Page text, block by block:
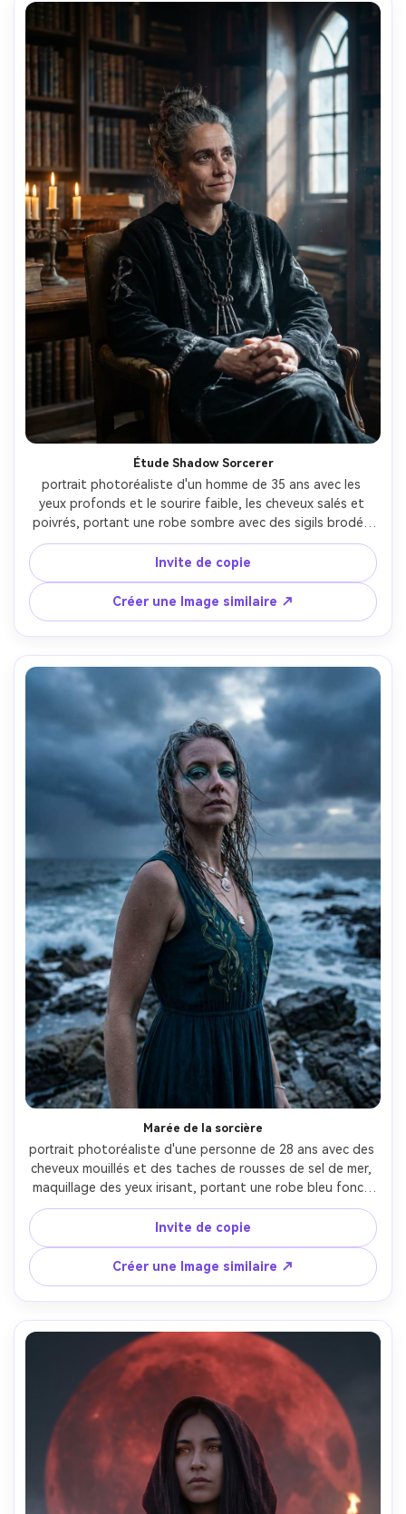
Étude Shadow Sorcerer
portrait photoréaliste d'un homme de 35 ans avec les
yeux profonds et le sourire faible, les cheveux salés et
poivrés, portant une robe sombre avec des sigils brodés
et une chaîne de clés, à l'intérieur d'une bibliothèque de
livres imposants et de poussières flottantes, une seule
fenêtre lumineuse avec des motifs d'ombres dramatiques
et une bougie chaude remplissage, Sony A7IV, 85mm f/1.4,
portrait 3/4 assis, mains serrées, humeur sinistre
contemplative, texture de peau réaliste, mise au point
nette, équilibre cinématographique chaud-frais-AR 4:5
Invite de copie
Créer une Image similaire ↗
Marée de la sorcière
portrait photoréaliste d'une personne de 28 ans avec des
cheveux mouillés et des taches de rousses de sel de mer,
maquillage des yeux irisant, portant une robe bleu foncé
avec des bijoux en coquillage et des broderies en forme
de varech, debout sur des rochers dentelés avec des
vagues et des nuages de tempête, éclairage de tempête
humoreux avec un remplissage frais et une lumière de
jante argentée, Canon EOS R5, 70mm f/2, cadre demi-
corps, pose soufflée par le vent, ambiance séduisante
dangereuse, gouttelettes d'eau réalistes, ombres
naturelles, qualité bleu cinématographique, ultra nette- -
ar 4:5
Invite de copie
Créer une Image similaire ↗